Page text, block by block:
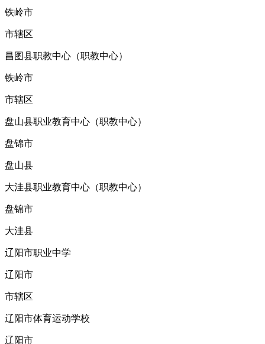
铁岭市
市辖区
昌图县职教中心（职教中心）
铁岭市
市辖区
盘山县职业教育中心（职教中心）
盘锦市
盘山县
大洼县职业教育中心（职教中心）
盘锦市
大洼县
辽阳市职业中学
辽阳市
市辖区
辽阳市体育运动学校
辽阳市